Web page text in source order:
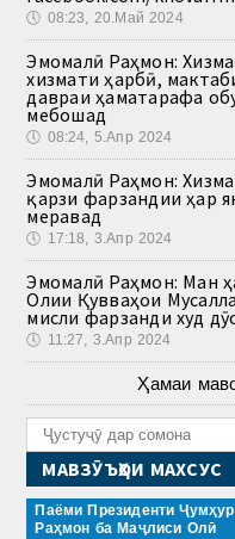
🕔 08:23, 20.Май 2024
Эмомалӣ Раҳмон:
хизмати ҳарбӣ,
давраи ҳаматарафа
мебошад
🕔 08:24, 5.Апр 2024
Эмомалӣ Раҳмон:
қарзи фарзандии ҳар
меравад
🕔 17:18, 3.Апр 2024
Эмомалӣ Раҳмон: Ман
Олии Қувваҳои
мисли фарзанди худ
🕔 11:27, 3.Апр 2024
Ҳамаи
МАВЗӮЪҲОИ МАХСУС
Паёми Президенти
Раҳмон ба Маҷлиси Олӣ